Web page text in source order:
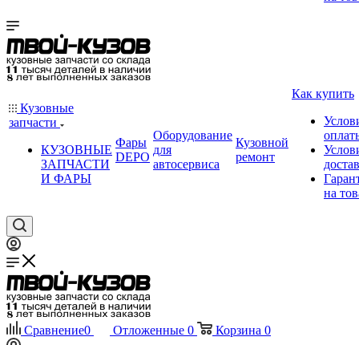
Кузовные
запчасти
КУЗОВНЫЕ
ЗАПЧАСТИ
И ФАРЫ
Фары
DEPO
Оборудование
для
автосервиса
Кузовной
ремонт
Как купить
на
Сравнение0 Отложенные 0 Корзина 0